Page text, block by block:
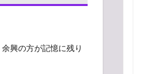
興の方が記憶に残り